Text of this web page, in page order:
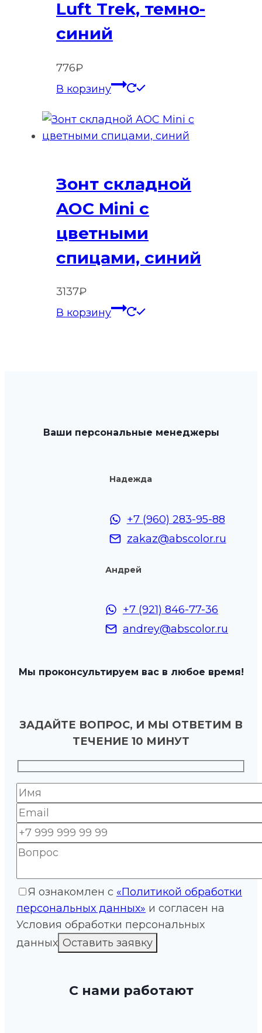
Luft Trek, темно-
синий
776₽
В корзину
Зонт складной
AOC Mini с
цветными
спицами, синий
3137₽
В корзину
Ваши персональные менеджеры
Надежда
+7 (960) 283-95-88
zakaz@abscolor.ru
Андрей
+7 (921) 846-77-36
andrey@abscolor.ru
Мы проконсультируем вас в любое время!
ЗАДАЙТЕ ВОПРОС, И МЫ ОТВЕТИМ В
ТЕЧЕНИЕ 10 МИНУТ
Я ознакомлен с «Политикой обработки
персональных данных» и согласен на
Условия обработки персональных
данных
С нами работают